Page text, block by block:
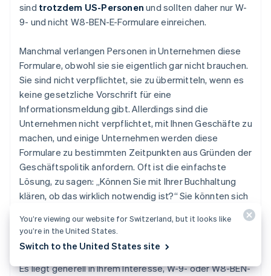
sind trotzdem US-Personen und sollten daher nur W-
9- und nicht W8-BEN-E-Formulare einreichen.
Manchmal verlangen Personen in Unternehmen diese
Formulare, obwohl sie sie eigentlich gar nicht brauchen.
Sie sind nicht verpflichtet, sie zu übermitteln, wenn es
keine gesetzliche Vorschrift für eine
Informationsmeldung gibt. Allerdings sind die
Unternehmen nicht verpflichtet, mit Ihnen Geschäfte zu
machen, und einige Unternehmen werden diese
Formulare zu bestimmten Zeitpunkten aus Gründen der
Geschäftspolitik anfordern. Oft ist die einfachste
Lösung, zu sagen: „Können Sie mit Ihrer Buchhaltung
klären, ob das wirklich notwendig ist?“ Sie könnten sich
einfach auszufüllen, auch wenn Sie nicht dazu
verpflichtet sind.
Es liegt generell in Ihrem Interesse, W-9- oder W8-BEN-
You’re viewing our website for Switzerland, but it looks like
you’re in the United States.
Switch to the United States site